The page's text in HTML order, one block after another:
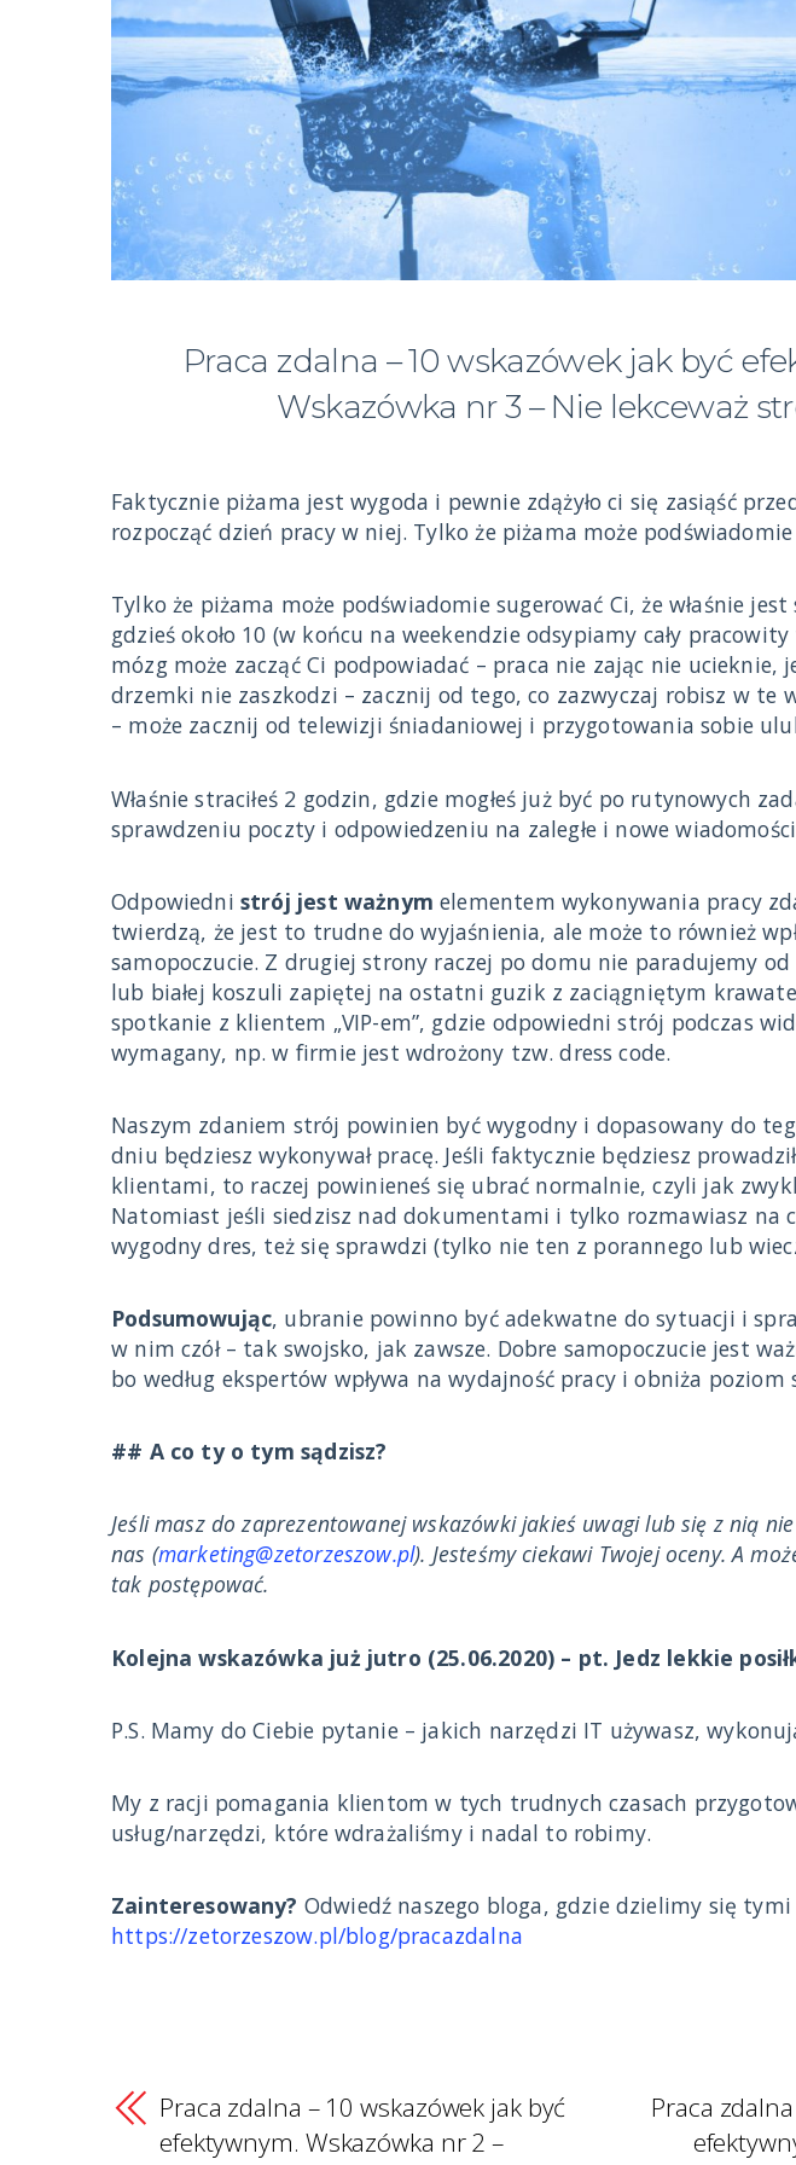
Praca zdalna – 10 wskazówek jak być
Wskazówka nr 3 – Nie lekceważ
Faktycznie piżama jest wygoda i pewnie zdążyło ci się zasiąść
rozpocząć dzień pracy w niej. Tylko że piżama może
Tylko że piżama może podświadomie sugerować Ci, że właśnie
gdzieś około 10 (w końcu na weekendzie odsypiamy cały pracowity
mózg może zacząć Ci podpowiadać – praca nie zając nie ucieknie,
drzemki nie zaszkodzi – zacznij od tego, co zazwyczaj robisz w te
– może zacznij od telewizji śniadaniowej i przygotowania sobie
Właśnie straciłeś 2 godzin, gdzie mogłeś już być po rutynowych
sprawdzeniu poczty i odpowiedzeniu na zaległe i nowe
Odpowiedni strój jest ważnym elementem wykonywania pracy
twierdzą, że jest to trudne do wyjaśnienia, ale może to również
samopoczucie. Z drugiej strony raczej po domu nie paradujemy
lub białej koszuli zapiętej na ostatni guzik z zaciągniętym
spotkanie z klientem „VIP-em”, gdzie odpowiedni strój podczas
wymagany, np. w firmie jest wdrożony tzw. dress code.
Naszym zdaniem strój powinien być wygodny i dopasowany do
dniu będziesz wykonywał pracę. Jeśli faktycznie będziesz
klientami, to raczej powinieneś się ubrać normalnie, czyli jak
Natomiast jeśli siedzisz nad dokumentami i tylko rozmawiasz na
wygodny dres, też się sprawdzi (tylko nie ten z porannego lub
Podsumowując, ubranie powinno być adekwatne do sytuacji i
w nim czół – tak swojsko, jak zawsze. Dobre samopoczucie jest
bo według ekspertów wpływa na wydajność pracy i obniża poziom
## A co ty o tym sądzisz?
Jeśli masz do zaprezentowanej wskazówki jakieś uwagi lub się z nią
nas (marketing@zetorzeszow.pl). Jesteśmy ciekawi Twojej oceny. A
tak postępować.
Kolejna wskazówka już jutro (25.06.2020) – pt. Jedz lekkie
P.S. Mamy do Ciebie pytanie – jakich narzędzi IT używasz,
My z racji pomagania klientom w tych trudnych czasach
usług/narzędzi, które wdrażaliśmy i nadal to robimy.
Zainteresowany? Odwiedź naszego bloga, gdzie dzielimy się
https://zetorzeszow.pl/blog/pracazdalna
Praca zdalna – 10 wskazówek jak być
efektywnym. Wskazówka nr 2 –
Praca